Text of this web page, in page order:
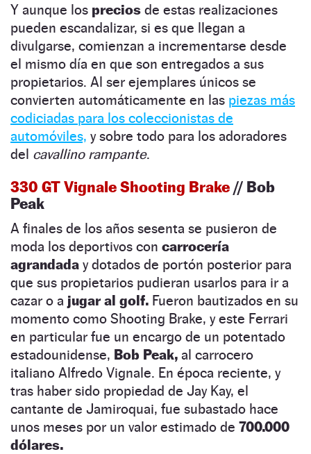
Y aunque los precios de estas realizaciones
pueden escandalizar, si es que llegan a
divulgarse, comienzan a incrementarse desde
el mismo día en que son entregados a sus
propietarios. Al ser ejemplares únicos se
convierten automáticamente en las piezas más
codiciadas para los coleccionistas de
automóviles, y sobre todo para los adoradores
del cavallino rampante.
330 GT Vignale Shooting Brake // Bob
Peak
A finales de los años sesenta se pusieron de
moda los deportivos con carrocería
agrandada y dotados de portón posterior para
que sus propietarios pudieran usarlos para ir a
cazar o a jugar al golf. Fueron bautizados en su
momento como Shooting Brake, y este Ferrari
en particular fue un encargo de un potentado
estadounidense, Bob Peak, al carrocero
italiano Alfredo Vignale. En época reciente, y
tras haber sido propiedad de Jay Kay, el
cantante de Jamiroquai, fue subastado hace
unos meses por un valor estimado de 700.000
dólares.